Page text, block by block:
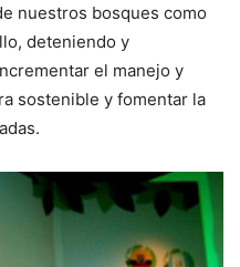
nuestros bosques como
deteniendo y
el manejo y
sostenible y fomentar la